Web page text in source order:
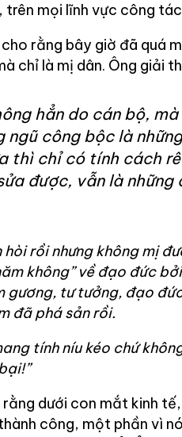
trên mọi lĩnh vực công
rằng bây giờ đã quá
chỉ là mị dân. Ông giải
hẳn do cán bộ,
ngũ công bộc là
thì chỉ có tính cách
được, vẫn là những
hòi rồi nhưng không mị
không” về đạo đức
gương, tư tưởng, đạo
đã phá sản rồi.
tính níu kéo chứ
rằng dưới con mắt kinh
công, một phần vì